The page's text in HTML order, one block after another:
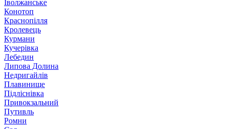
Іволжанське
Конотоп
Краснопілля
Кролевець
Курмани
Кучерівка
Лебедин
Липова Долина
Недригайлів
Плавинище
Підліснівка
Привокзальний
Путивль
Ромни